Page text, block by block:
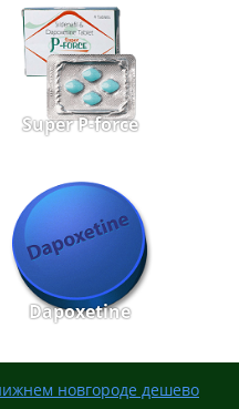
Super P-force
Dapoxetine
новгороде дешево